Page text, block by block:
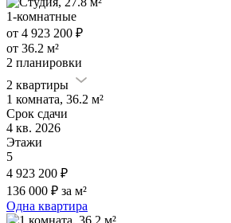
1-комнатные
от 4 923 200 ₽
от 36.2 м²
2 планировки
2 квартиры
1 комната, 36.2 м²
Срок сдачи
4 кв. 2026
Этажи
5
4 923 200 ₽
136 000 ₽ за м²
Одна квартира